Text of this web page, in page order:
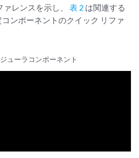
レンスを示し、 表 2 は関連する
ンポーネントのクイック リファ
ューラコンポーネント